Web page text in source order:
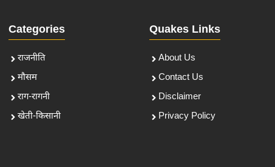
Categories
राजनीति
मौसम
राग-रागनी
खेती-किसानी
Quakes Links
About Us
Contact Us
Disclaimer
Privacy Policy